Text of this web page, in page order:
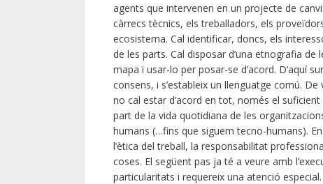
agents que intervenen en un projecte de
càrrecs tècnics, els treballadors, els
ecosistema. Cal identificar, doncs, els
de les parts. Cal disposar d’una etnografia
mapa i usar-lo per posar-se d’acord. D’aquí
consens, i s’estableix un llenguatge comú.
no cal estar d’acord en tot, només el
part de la vida quotidiana de les
humans (…fins que siguem tecno-humans).
l’ètica del treball, la responsabilitat
coses. El següent pas ja té a veure amb
particularitats i requereix una atenció